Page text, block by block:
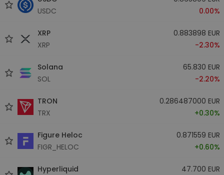
USDC
0.00%
XRP
XRP
0.883898 EUR
-2.30%
Solana
SOL
65.830 EUR
-2.20%
TRON
TRX
0.286487000 EUR
+0.30%
Figure Heloc
FIGR_HELOC
0.871559 EUR
+0.60%
Hyperliquid
47.700 EUR